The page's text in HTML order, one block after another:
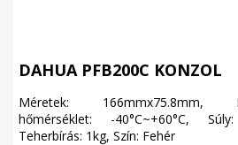
DAHUA PFB200C KONZOL
Méretek: 166mmx75.8mm,
hőmérséklet: -40°C~+60°C,
Teherbírás: 1kg, Szín: Fehér